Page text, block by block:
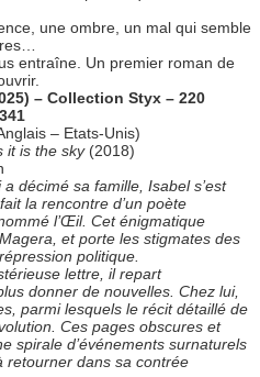
une ombre, un mal qui semble
entraîne. Un premier roman de
– Collection Styx – 220
– Etats-Unis)
it is the sky (2018)
décimé sa famille, Isabel s’est
la rencontre d’un poète
l’Œil. Cet énigmatique
et porte les stigmates des
politique.
lettre, il repart
donner de nouvelles. Chez lui,
parmi lesquels le récit détaillé de
Ces pages obscures et
spirale d’événements surnaturels
retourner dans sa contrée